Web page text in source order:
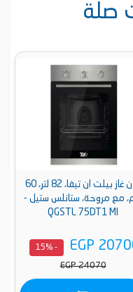
صلة
فرن غاز بيلت ان تيفا، 82 لتر، 60
مع مروحة، ستانلس ستيل -
QGSTL 75DT1 MI
EGP
- 15%
EGP 24070